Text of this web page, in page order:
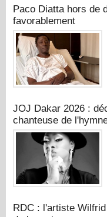
Paco Diatta hors de
favorablement
JOJ Dakar 2026 :
chanteuse de
RDC : l'artiste